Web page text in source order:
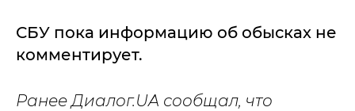
СБУ пока информацию об обысках не
комментирует.
Ранее Диалог.UA сообщал, что